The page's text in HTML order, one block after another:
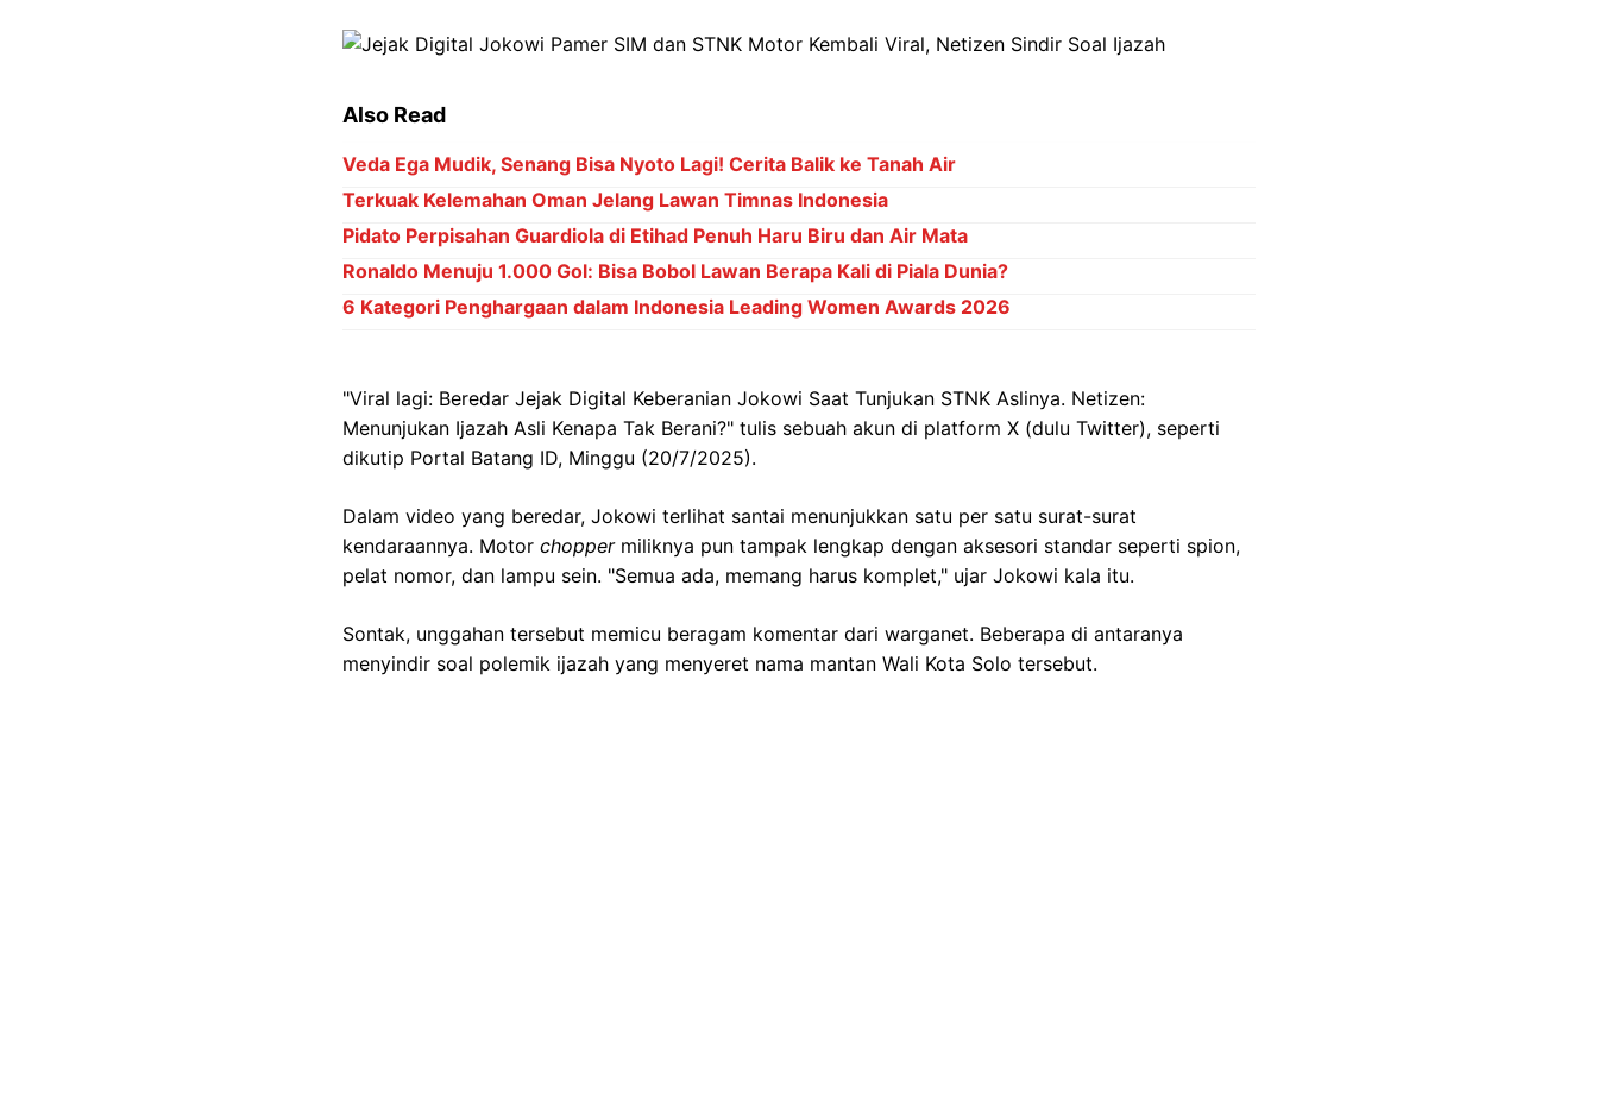
Also Read
Veda Ega Mudik, Senang Bisa Nyoto Lagi! Cerita Balik ke Tanah Air
Terkuak Kelemahan Oman Jelang Lawan Timnas Indonesia
Pidato Perpisahan Guardiola di Etihad Penuh Haru Biru dan Air Mata
Ronaldo Menuju 1.000 Gol: Bisa Bobol Lawan Berapa Kali di Piala Dunia?
6 Kategori Penghargaan dalam Indonesia Leading Women Awards 2026
"Viral lagi: Beredar Jejak Digital Keberanian Jokowi Saat Tunjukan STNK Aslinya. Netizen:
Menunjukan Ijazah Asli Kenapa Tak Berani?" tulis sebuah akun di platform X (dulu Twitter), seperti
dikutip Portal Batang ID, Minggu (20/7/2025).
Dalam video yang beredar, Jokowi terlihat santai menunjukkan satu per satu surat-surat
kendaraannya. Motor choppermiliknya pun tampak lengkap dengan aksesori standar seperti spion,
pelat nomor, dan lampu sein. "Semua ada, memang harus komplet," ujar Jokowi kala itu.
Sontak, unggahan tersebut memicu beragam komentar dari warganet. Beberapa di antaranya
menyindir soal polemik ijazah yang menyeret nama mantan Wali Kota Solo tersebut.